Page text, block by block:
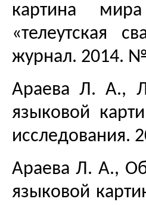
картина
«телеутская
журнал. 2014.
Араева Л. А.,
языковой
исследования.
Араева Л. А.,
языковой